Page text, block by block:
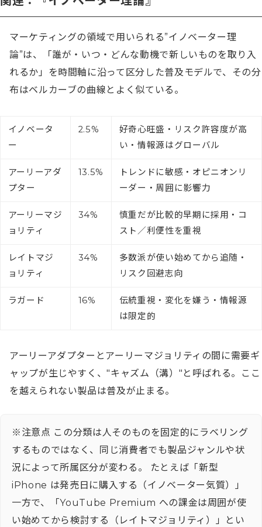
マーケティングの領域で用いられる”イノベーター理
論”は、「誰が・いつ・どんな動機で新しいものを取り入
れるか」を時間軸に沿って区分した普及モデルで、その分
布はベルカーブの曲線とよく似ている。
イノベータ
ー
2.5%
好奇心旺盛・リスク許容度が高
い・情報源はグローバル
アーリーアダ
プター
13.5%
トレンドに敏感・オピニオンリ
ーダー・周囲に影響力
アーリーマジ
ョリティ
34%
慎重だが比較的早期に採用・コ
スト／利便性を重視
レイトマジ
ョリティ
34%
多数派が使い始めてから追随・
リスク回避志向
ラガード 16%
伝統重視・変化を嫌う・情報源
は限定的
アーリーアダプターとアーリーマジョリティの間に需要ギ
ャップが生じやすく、"キャズム（溝）"と呼ばれる。ここ
※注意点 この分類は人そのものを固定的にラベリング
するものではなく、同じ消費者でも製品ジャンルや状
況によって所属区分が変わる。 たとえば「新型
iPhone は発売日に購入する（イノベーター気質）」
一方で、「YouTube Premium への課金は周囲が使
い始めてから検討する（レイトマジョリティ）」とい